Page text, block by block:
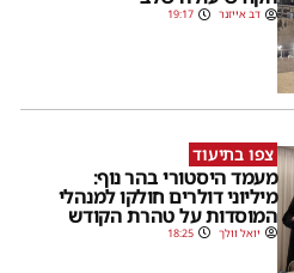
דב אייזנר 19:17
צפו בתיעוד
מעמד היסטורי בהר נוף:
מיליוני דולרים חולקו למנהלי
המוסדות על טהרת הקודש
יואל וולך 18:25